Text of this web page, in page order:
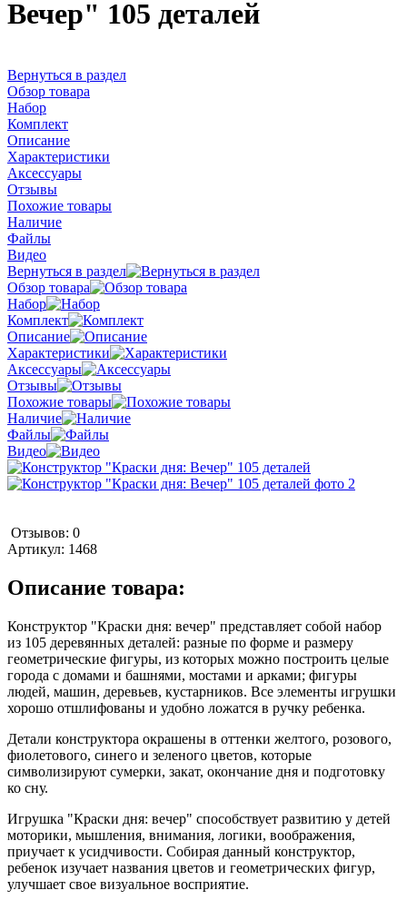
Вечер" 105 деталей
Вернуться в раздел
Обзор товара
Набор
Комплект
Описание
Характеристики
Аксессуары
Отзывы
Похожие товары
Наличие
Файлы
Видео
Вернуться в раздел
Обзор товара
Набор
Комплект
Описание
Характеристики
Аксессуары
Отзывы
Похожие товары
Наличие
Файлы
Видео
Отзывов: 0
Артикул: 1468
Описание товара:
Конструктор "Краски дня: вечер" представляет собой набор
из 105 деревянных деталей: разные по форме и размеру
геометрические фигуры, из которых можно построить целые
города с домами и башнями, мостами и арками; фигуры
людей, машин, деревьев, кустарников. Все элементы игрушки
хорошо отшлифованы и удобно ложатся в ручку ребенка.
Детали конструктора окрашены в оттенки желтого, розового,
фиолетового, синего и зеленого цветов, которые
символизируют сумерки, закат, окончание дня и подготовку
ко сну.
Игрушка "Краски дня: вечер" способствует развитию у детей
моторики, мышления, внимания, логики, воображения,
приучает к усидчивости. Собирая данный конструктор,
ребенок изучает названия цветов и геометрических фигур,
улучшает свое визуальное восприятие.